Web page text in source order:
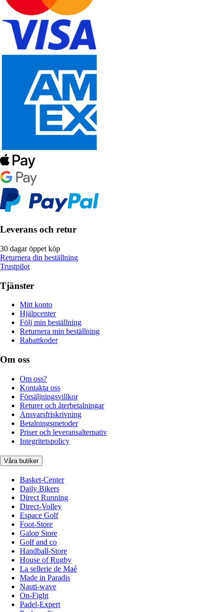
Leverans och retur
30 dagar öppet köp
Returnera din beställning
Trustpilot
Tjänster
Mitt konto
Hjälpcenter
Följ min beställning
Returnera min beställning
Rabattkoder
Om oss
Om oss?
Kontakta oss
Försäljningsvillkor
Returer och återbetalningar
Ansvarsfriskrivning
Betalningsmetoder
Priser och leveransalternativ
Integritetspolicy
Våra butiker
Basket-Center
Daily Bikers
Direct Running
Direct-Volley
Espace Golf
Foot-Store
Galop Store
Golf and co
Handball-Store
House of Rugby
La sellerie de Maé
Made in Paradis
Nauti-wave
On-Fight
Padel-Expert